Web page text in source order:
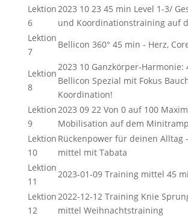
Lektion
6
2023 10 23 45 min Level 1-3/
und Koordinationstraining auf
Lektion
7
Bellicon 360° 45 min - Herz,
Lektion
8
2023 10 Ganzkörper-Harmonie:
Bellicon Spezial mit Fokus
Koordination!
Lektion
9
2023 09 22 Von 0 auf 100
Mobilisation auf dem
Lektion
10
Rückenpower für deinen Alltag
mittel mit Tabata
Lektion
11
2023-01-09 Training mittel 45
Lektion
12
2022-12-12 Training Knie
mittel Weihnachtstraining